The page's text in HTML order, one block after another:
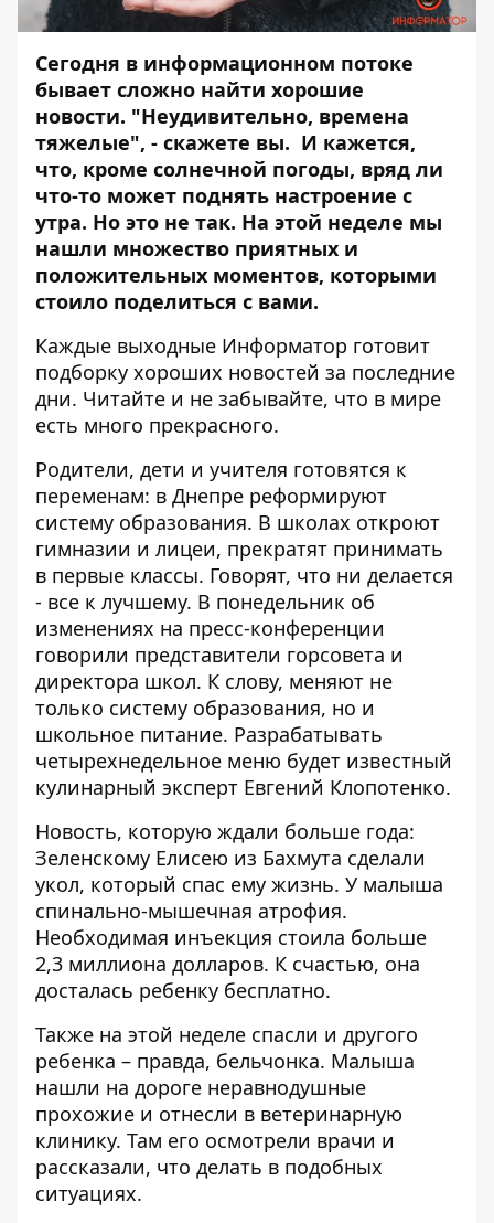
Сегодня в информационном потоке
бывает сложно найти хорошие
новости. "Неудивительно, времена
тяжелые", - скажете вы. И кажется,
что, кроме солнечной погоды, вряд ли
что-то может поднять настроение с
утра. Но это не так. На этой неделе мы
нашли множество приятных и
положительных моментов, которыми
стоило поделиться с вами.
Каждые выходные Информатор готовит
подборку хороших новостей за последние
дни. Читайте и не забывайте, что в мире
есть много прекрасного.
Родители, дети и учителя готовятся к
переменам: в Днепре реформируют
систему образования. В школах откроют
гимназии и лицеи, прекратят принимать
в первые классы. Говорят, что ни делается
- все к лучшему. В понедельник об
изменениях на пресс-конференции
говорили представители горсовета и
директора школ. К слову, меняют не
только систему образования, но и
школьное питание. Разрабатывать
четырехнедельное меню будет известный
кулинарный эксперт Евгений Клопотенко.
Новость, которую ждали больше года:
Зеленскому Елисею из Бахмута сделали
укол, который спас ему жизнь. У малыша
спинально-мышечная атрофия.
Необходимая инъекция стоила больше
2,3 миллиона долларов. К счастью, она
досталась ребенку бесплатно.
Также на этой неделе спасли и другого
ребенка – правда, бельчонка. Малыша
нашли на дороге неравнодушные
прохожие и отнесли в ветеринарную
клинику. Там его осмотрели врачи и
рассказали, что делать в подобных
ситуациях.